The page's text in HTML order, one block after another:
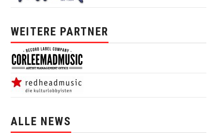
WEITERE PARTNER
ALLE NEWS